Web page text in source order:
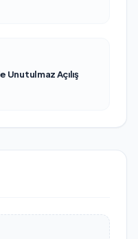
Unutulmaz Açılış